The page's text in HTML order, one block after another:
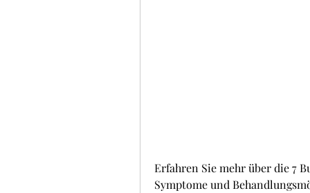
Erfahren Sie mehr über die 7
Symptome und